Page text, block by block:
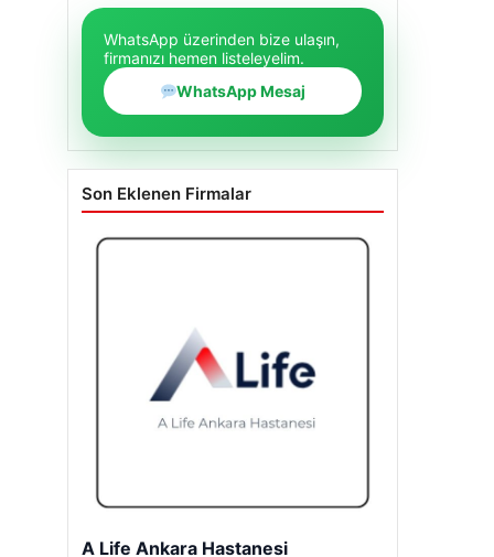
WhatsApp üzerinden bize ulaşın,
firmanızı hemen listeleyelim.
WhatsApp Mesaj
Son Eklenen Firmalar
A Life Ankara Hastanesi